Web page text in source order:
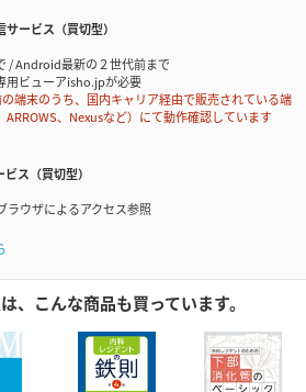
ービス（買切型）
/ Android最新の２世代前まで
用ビューアisho.jpが必要
末のうち、国内キャリア経由で販売されている端
ARROWS、Nexusなど）にて動作確認しています
ス（買切型）
ウザによるアクセス参照
、こんな商品も買っています。